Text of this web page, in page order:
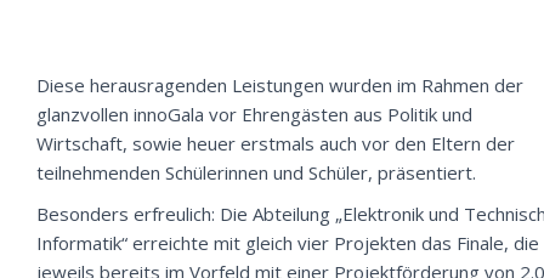
Diese herausragenden Leistungen wurden im Rahmen der
glanzvollen innoGala vor Ehrengästen aus Politik und
Wirtschaft, sowie heuer erstmals auch vor den Eltern der
teilnehmenden Schülerinnen und Schüler, präsentiert.
Besonders erfreulich: Die Abteilung „Elektronik und
Informatik“ erreichte mit gleich vier Projekten das Finale, die
jeweils bereits im Vorfeld mit einer Projektförderung von